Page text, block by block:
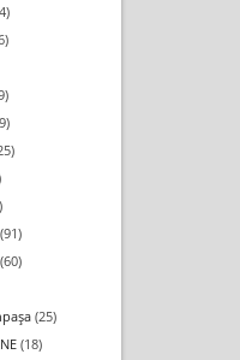
(91)
(60)
(25)
(18)